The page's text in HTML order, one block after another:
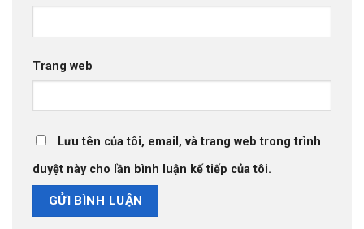
Trang web
Lưu tên của tôi, email, và trang web trong trình
duyệt này cho lần bình luận kế tiếp của tôi.